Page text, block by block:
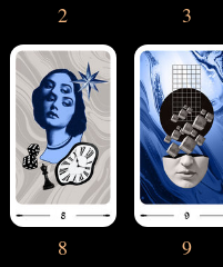
2 3
8 9